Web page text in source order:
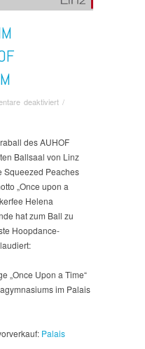
deaktiviertfür
Maturaball
Auhof
Europagymnasium
/
des AUHOF
Ballsaal von Linz
Squeezed Peaches
„Once upon a
Helena
hat zum Ball zu
Hoopdance-
„Once Upon a Time“
im Palais
Palais